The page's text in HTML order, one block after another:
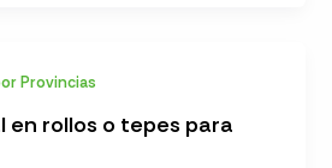
Provincias
en rollos o tepes para